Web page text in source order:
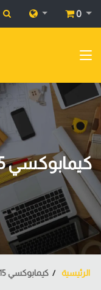
0
كيمابوكسي 115
الرئيسية كيمابوكسي 115